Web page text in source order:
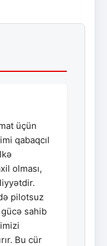
üçün
qabaqcıl
olması,
pilotsuz
sahib
Bu cür